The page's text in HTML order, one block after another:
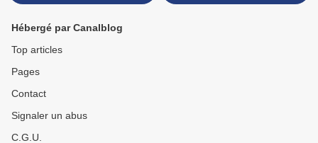
Hébergé par Canalblog
Top articles
Pages
Contact
Signaler un abus
C.G.U.